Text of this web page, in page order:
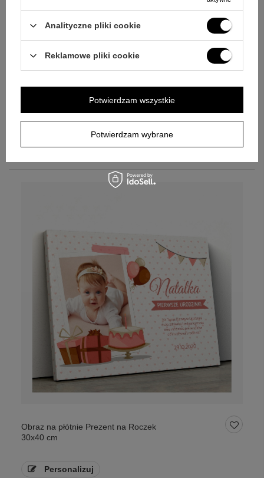
Zestaw 3 obrazy / Baby Shower / Chrzest
Personalizuj
189,00 zł
Obraz na płótnie Prezent na Roczek
30x40 cm
Personalizuj
Analityczne pliki cookie
Reklamowe pliki cookie
Potwierdzam wybrane
Potwierdzam wszystkie